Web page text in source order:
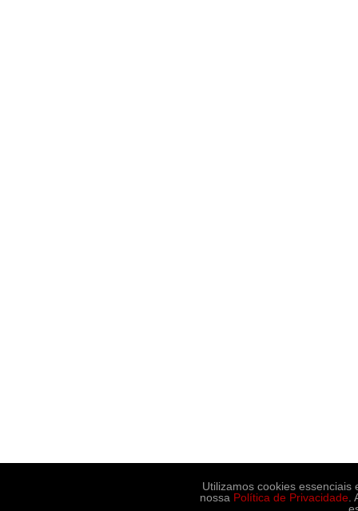
Utilizamos cookies
nossa Política de Privacidade